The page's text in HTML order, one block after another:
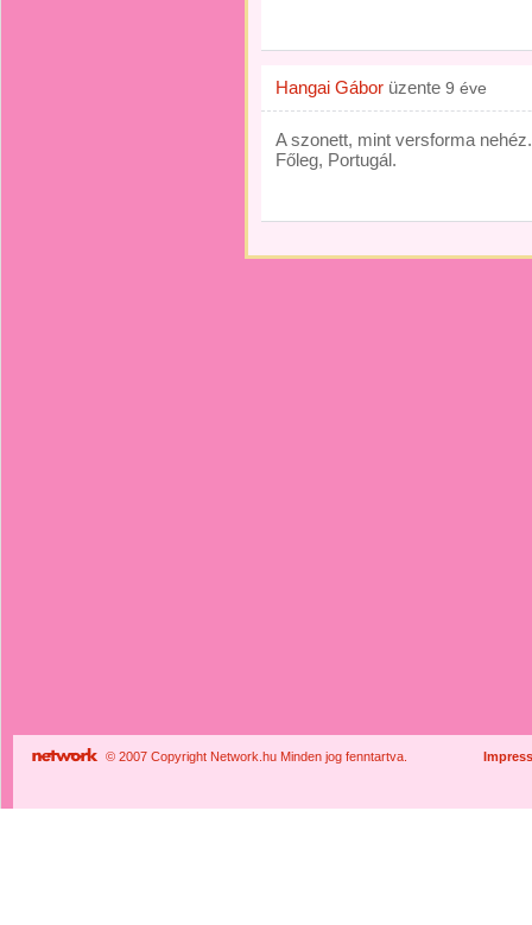
Hangai Gábor üzente 9 éve
A szonett, mint versforma nehéz.
Főleg, Portugál.
© 2007 Copyright Network.hu Minden jog fenntartva.